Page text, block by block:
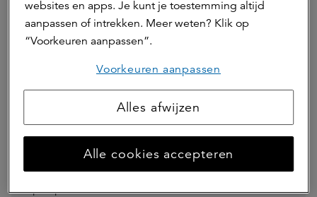
Disclaimer
prospectus van de genoemde fondsen voordat u
een beleggingsbeslissing neemt. Bij de
beslissing om in de gepromote fondsen te
beleggen moet rekening worden gehouden met
alle kenmerken en doelstellingen van de
gepromote fondsen, zoals beschreven in het
prospectus van het betreffende fonds. Het
prospectus en nadere informatie over de
websites en apps. Je kunt je toestemming altijd
aanpassen of intrekken. Meer weten? Klik op
“Voorkeuren aanpassen”.
Voorkeuren aanpassen
Alles afwijzen
Alle cookies accepteren